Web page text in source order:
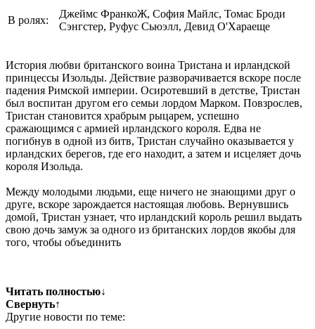
В ролях:
Джеймс ФранкоЖ, София Майлс, Томас Броди
Сэнгстер, Руфус Сьюэлл, Девид О'Хараеще
История любви британского воина Тристана и ирландской
принцессы Изольды. Действие разворачивается вскоре после
падения Римской империи. Осиротевший в детстве, Тристан
был воспитан другом его семьи лордом Марком. Повзрослев,
Тристан становится храбрым рыцарем, успешно
сражающимся с армией ирландского короля. Едва не
погибнув в одной из битв, Тристан случайно оказывается у
ирландских берегов, где его находит, а затем и исцеляет дочь
короля Изольда.
Между молодыми людьми, еще ничего не знающими друг о
друге, вскоре зарождается настоящая любовь. Вернувшись
домой, Тристан узнает, что ирландский король решил выдать
свою дочь замуж за одного из британских лордов якобы для
того, чтобы объединить
Читать полностью↓
Свернуть↑
Другие новости по теме: